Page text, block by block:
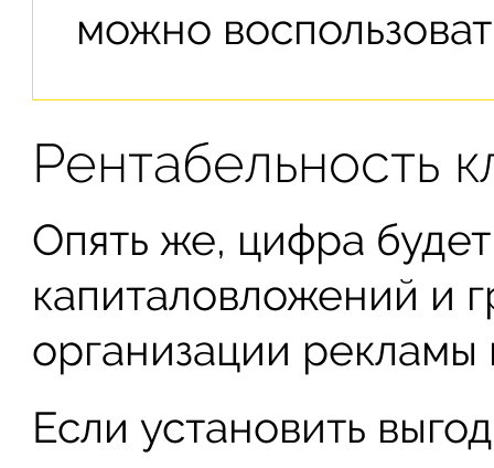
можно
Рентабельность
Опять же, цифра будет
капиталовложений и
организации рекламы
Если установить